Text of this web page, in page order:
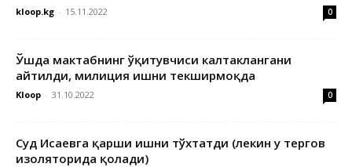
kloop.kg - 15.11.2022 0
Ўшда мактабнинг ўқитувчиси калтаклангани
айтилди, милиция ишни текширмоқда
Kloop - 31.10.2022 0
Суд Исаевга қарши ишни тўхтатди (лекин у тергов
изоляторида қолади)